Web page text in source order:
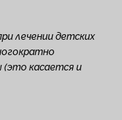
лечении детских
(это касается и